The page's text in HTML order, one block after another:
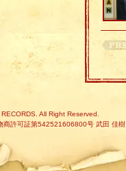
All Right Reserved.
商許可証第542521606800号 武田 佳樹